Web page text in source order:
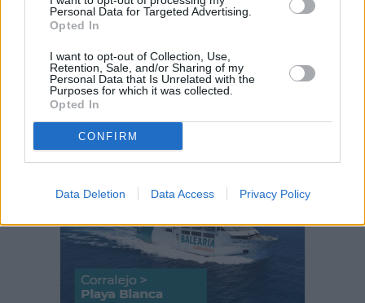
Personal Data for Targeted Advertising.
Opted In
I want to opt-out of Collection, Use,
Retention, Sale, and/or Sharing of my
Personal Data that Is Unrelated with the
Purposes for which it was collected.
Opted In
CONFIRM
Data Deletion Data Access Privacy Policy